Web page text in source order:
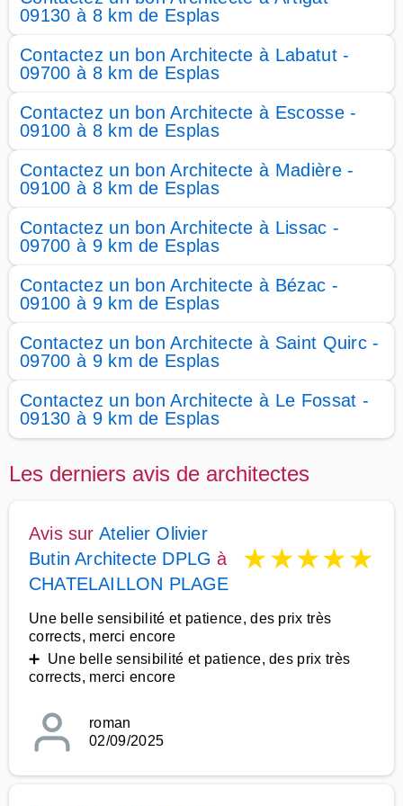
09130 à 8 km de Esplas
Contactez un bon Architecte à Labatut -
09700 à 8 km de Esplas
Contactez un bon Architecte à Escosse -
09100 à 8 km de Esplas
Contactez un bon Architecte à Madière -
09100 à 8 km de Esplas
Contactez un bon Architecte à Lissac -
09700 à 9 km de Esplas
Contactez un bon Architecte à Bézac -
09100 à 9 km de Esplas
Contactez un bon Architecte à Saint Quirc -
09700 à 9 km de Esplas
Contactez un bon Architecte à Le Fossat -
09130 à 9 km de Esplas
Les derniers avis de architectes
Avis sur Atelier Olivier
Butin Architecte DPLG à
CHATELAILLON PLAGE
★★★★★
Une belle sensibilité et patience, des prix très
corrects, merci encore
➕ Une belle sensibilité et patience, des prix très
corrects, merci encore
roman
02/09/2025